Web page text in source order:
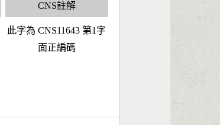
CNS註解
此字為 CNS11643 第1字
面正編碼